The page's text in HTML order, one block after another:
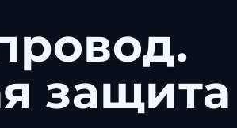
защита